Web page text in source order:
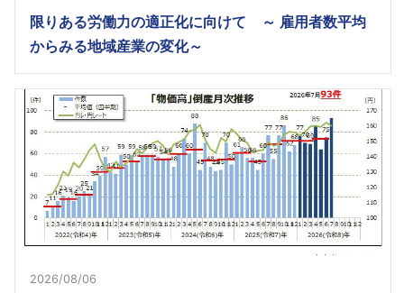
限りある労働力の適正化に向けて ～ 雇用者数平均
からみる地域産業の変化～
2026/08/06